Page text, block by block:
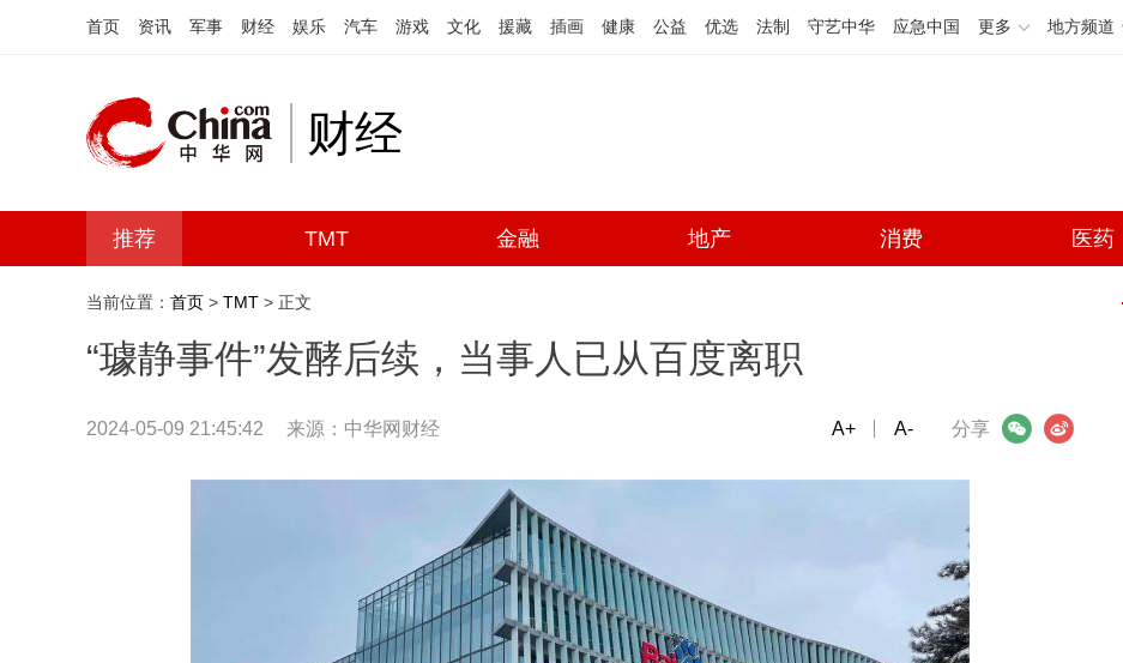
首页 资讯 军事 财经 娱乐 汽车 游戏 文化 援藏 插画 健康 公益 优选 法制 守艺中华 应急中国 更多 地方频道
财经
推荐 TMT 金融 地产 消费 医药
当前位置： 首页 > TMT > 正文
“璩静事件”发酵后续，当事人已从百度离职
2024-05-09 21:45:42 来源：中华网财经 分享
微信 微博
A+ A-